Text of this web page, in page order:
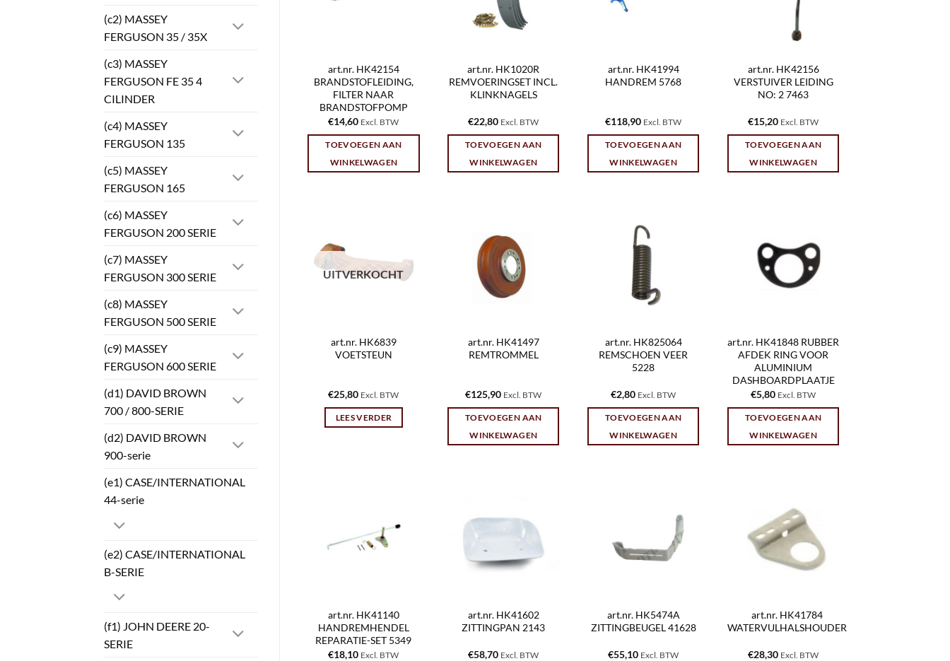
(c2) MASSEY
FERGUSON 35 / 35X
(c3) MASSEY
FERGUSON FE 35 4
CILINDER
(c4) MASSEY
FERGUSON 135
(c5) MASSEY
FERGUSON 165
(c6) MASSEY
FERGUSON 200 SERIE
(c7) MASSEY
FERGUSON 300 SERIE
(c8) MASSEY
FERGUSON 500 SERIE
(c9) MASSEY
FERGUSON 600 SERIE
(d1) DAVID BROWN
700 / 800-SERIE
(d2) DAVID BROWN
900-serie
(e1) CASE/INTERNATIONAL
44-serie
(e2) CASE/INTERNATIONAL
B-SERIE
(f1) JOHN DEERE 20-
SERIE
art.nr. HK42154
BRANDSTOFLEIDING,
FILTER NAAR
BRANDSTOFPOMP
€14,60 Excl. BTW
TOEVOEGEN AAN
WINKELWAGEN
art.nr. HK1020R
REMVOERINGSET INCL.
KLINKNAGELS
€22,80 Excl. BTW
TOEVOEGEN AAN
WINKELWAGEN
art.nr. HK41994
HANDREM 5768
€118,90 Excl. BTW
TOEVOEGEN AAN
WINKELWAGEN
art.nr. HK42156
VERSTUIVER LEIDING
NO: 2 7463
€15,20 Excl. BTW
TOEVOEGEN AAN
WINKELWAGEN
UITVERKOCHT
art.nr. HK6839
VOETSTEUN
€25,80 Excl. BTW
LEES VERDER
art.nr. HK41497
REMTROMMEL
€125,90 Excl. BTW
TOEVOEGEN AAN
WINKELWAGEN
art.nr. HK825064
REMSCHOEN VEER
5228
€2,80 Excl. BTW
TOEVOEGEN AAN
WINKELWAGEN
art.nr. HK41848 RUBBER
AFDEK RING VOOR
ALUMINIUM
DASHBOARDPLAATJE
€5,80 Excl. BTW
TOEVOEGEN AAN
WINKELWAGEN
art.nr. HK41140
HANDREMHENDEL
REPARATIE-SET 5349
€18,10 Excl. BTW
art.nr. HK41602
ZITTINGPAN 2143
€58,70 Excl. BTW
art.nr. HK5474A
ZITTINGBEUGEL 41628
€55,10 Excl. BTW
art.nr. HK41784
WATERVULHALSHOUDER
€28,30 Excl. BTW